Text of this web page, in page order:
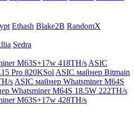
Ethash Blake2B RandomX
Sedra
M63S+17w 418TH/s ASIC
Pro 820KSol ASIC майнер Bitmain
s ASIC майнер Whatsminer M64S
Whatsminer M64S 18.5W 222TH/s
M63S+17w 428TH/s